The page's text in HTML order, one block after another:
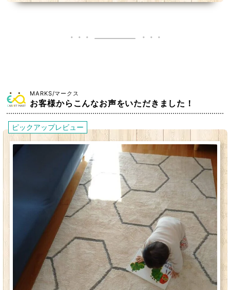
MARKS/マークス
お客様からこんなお声をいただきました！
ピックアップレビュー